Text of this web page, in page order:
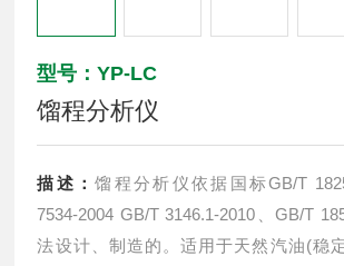
型号：YP-LC
馏程分析仪
描述：馏程分析仪依据国标GB/T
7534-2004 GB/T 3146.1-2010、GB/T
法设计、制造的。适用于天然汽油(稳